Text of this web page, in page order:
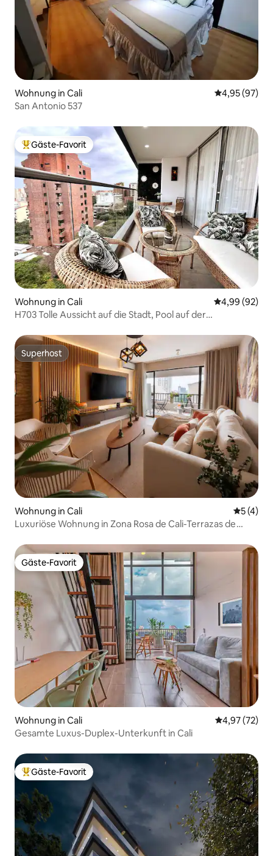
Wohnung in Cali
4,95 (97)
San Antonio 537
Beliebter Gäste-Favorit.
Gäste-Favorit
Wohnung in Cali
4,99 (92)
H703 Tolle Aussicht auf die Stadt, Pool auf der
Superhost
Superhost
Wohnung in Cali
5 (4)
Luxuriöse Wohnung in Zona Rosa de Cali-Terrazas de
Gäste-Favorit
Gäste-Favorit
Wohnung in Cali
4,97 (72)
Gesamte Luxus-Duplex-Unterkunft in Cali
Beliebter Gäste-Favorit.
Gäste-Favorit